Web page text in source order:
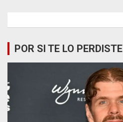
POR SI TE LO PERDISTE